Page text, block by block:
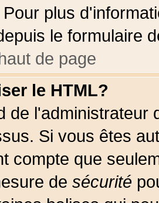
plus
le formulaire
de page
le HTML?
de l'administrateur
Si vous êtes
compte que
de sécurité